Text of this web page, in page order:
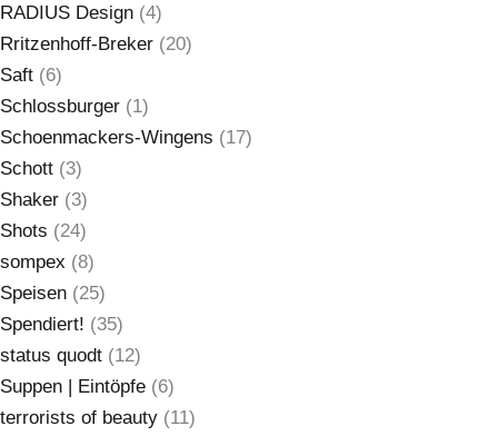
RADIUS Design (4)
Rritzenhoff-Breker (20)
Saft (6)
Schlossburger (1)
Schoenmackers-Wingens (17)
Schott (3)
Shaker (3)
Shots (24)
sompex (8)
Speisen (25)
Spendiert! (35)
status quodt (12)
Suppen | Eintöpfe (6)
terrorists of beauty (11)